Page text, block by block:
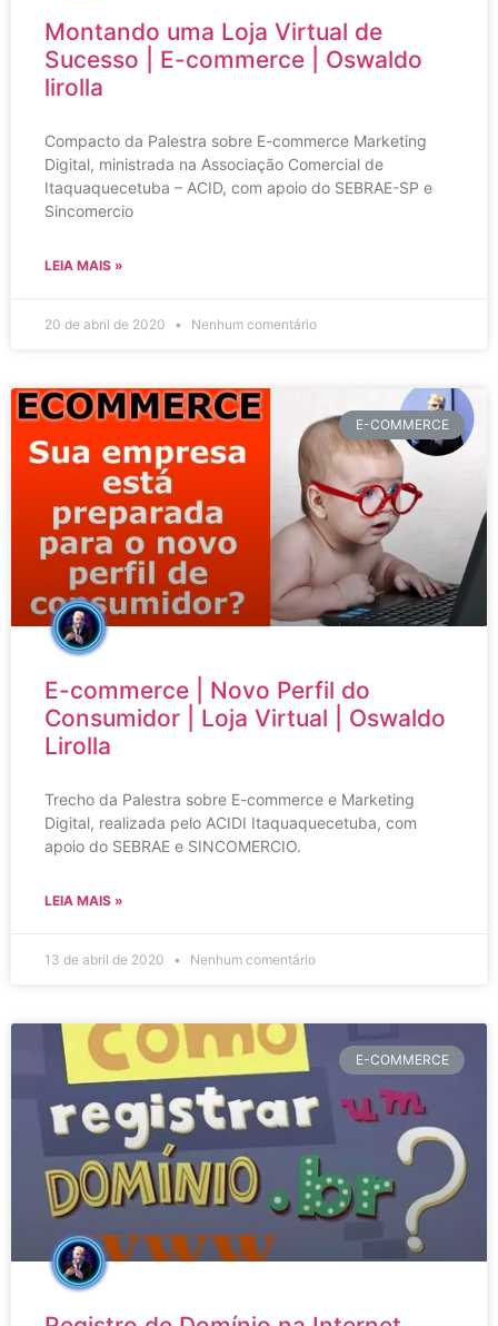
Montando uma Loja Virtual de
Sucesso | E-commerce | Oswaldo
lirolla
Compacto da Palestra sobre E-commerce Marketing
Digital, ministrada na Associação Comercial de
Itaquaquecetuba – ACID, com apoio do SEBRAE-SP e
Sincomercio
LEIA MAIS »
20 de abril de 2020 Nenhum comentário
E-COMMERCE
E-commerce | Novo Perfil do
Consumidor | Loja Virtual | Oswaldo
Lirolla
Trecho da Palestra sobre E-commerce e Marketing
Digital, realizada pelo ACIDI Itaquaquecetuba, com
apoio do SEBRAE e SINCOMERCIO.
LEIA MAIS »
13 de abril de 2020 Nenhum comentário
E-COMMERCE